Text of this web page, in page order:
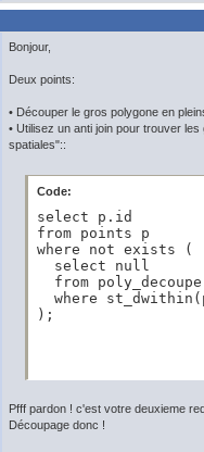
Bonjour,
Deux points:
• Découper le gros polygone en
• Utilisez un anti join pour trouver
spatiales"::
Code:
select p.id
from points p
where not exists (
  select null
from poly_decoupe
where
);
Pfff pardon ! c'est votre deuxieme
Découpage donc !